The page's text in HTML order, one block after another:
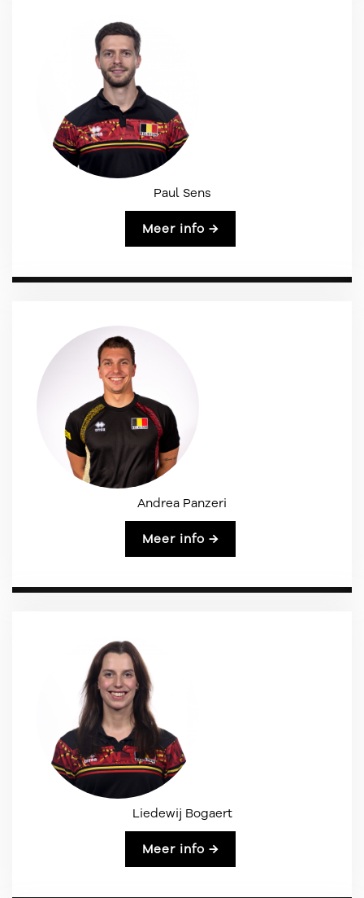
Paul Sens
Meer info →
Andrea Panzeri
Meer info →
Liedewij Bogaert
Meer info →